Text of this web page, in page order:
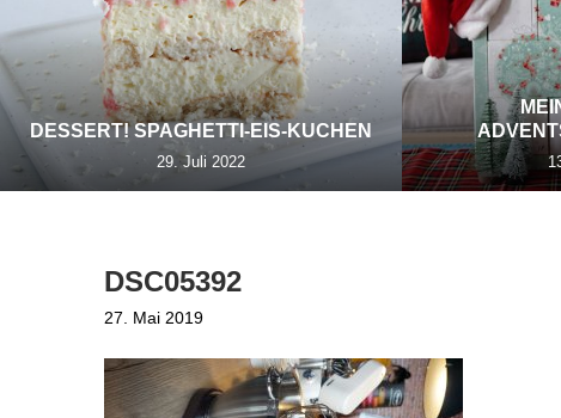
DESSERT! SPAGHETTI-EIS-KUCHEN
29. Juli 2022
DSC05392
27. Mai 2019